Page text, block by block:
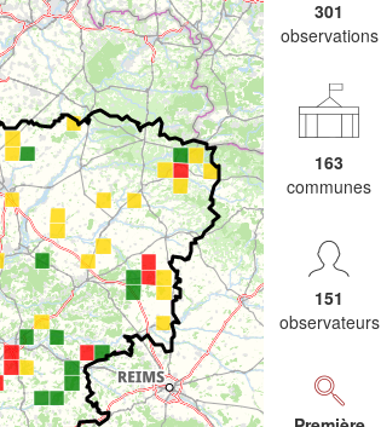
301
observations
163
communes
151
observateurs